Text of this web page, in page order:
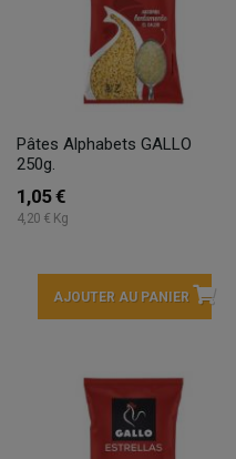
Pâtes Alphabets GALLO
250g.
1,05 €
4,20 € Kg
AJOUTER AU PANIER